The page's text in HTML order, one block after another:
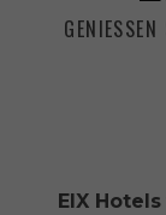
EIX Hotels